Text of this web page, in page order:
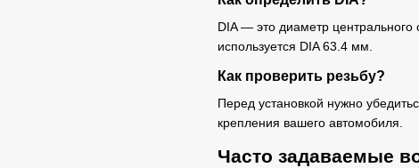
DIA — это диаметр центрального
используется DIA 63.4 мм.
Как проверить резьбу?
Перед установкой нужно
крепления вашего автомобиля.
Часто задаваемые